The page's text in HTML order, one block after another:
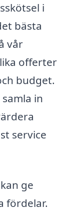
i
bästa
vår
offerter
budget.
in
service
ge
fördelar.